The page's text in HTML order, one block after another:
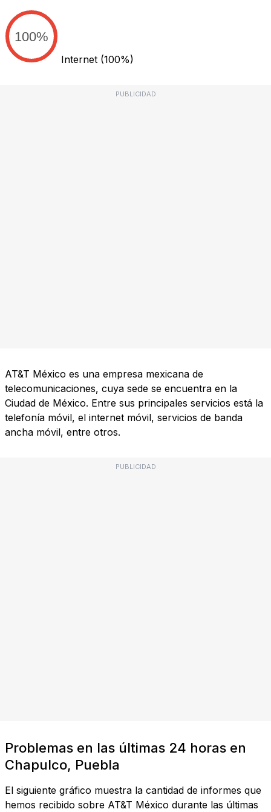
100%
Internet (100%)
PUBLICIDAD
AT&T México es una empresa mexicana de
telecomunicaciones, cuya sede se encuentra en la
Ciudad de México. Entre sus principales servicios está la
telefonía móvil, el internet móvil, servicios de banda
ancha móvil, entre otros.
PUBLICIDAD
Problemas en las últimas 24 horas en
Chapulco, Puebla
El siguiente gráfico muestra la cantidad de informes que
hemos recibido sobre AT&T México durante las últimas